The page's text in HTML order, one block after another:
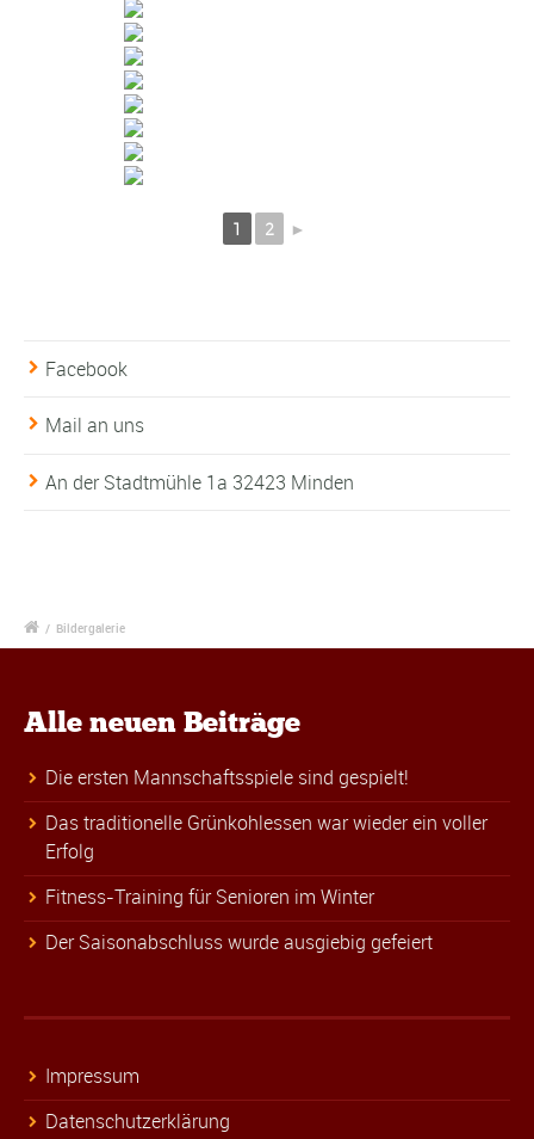
1 2 ►
Facebook
Mail an uns
An der Stadtmühle 1a 32423 Minden
/ Bildergalerie
Alle neuen Beiträge
Die ersten Mannschaftsspiele sind gespielt!
Das traditionelle Grünkohlessen war wieder ein voller
Erfolg
Fitness-Training für Senioren im Winter
Der Saisonabschluss wurde ausgiebig gefeiert
Impressum
Datenschutzerklärung